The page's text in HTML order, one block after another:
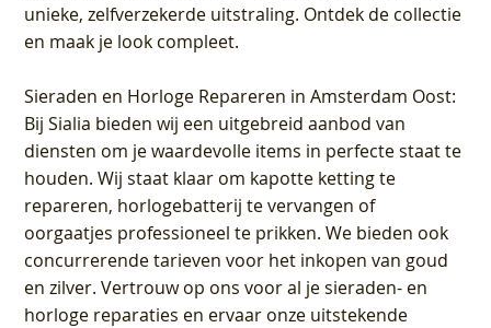
unieke, zelfverzekerde uitstraling. Ontdek de collectie
en maak je look compleet.
Sieraden en Horloge Repareren in Amsterdam Oost:
Bij Sialia bieden wij een uitgebreid aanbod van
diensten om je waardevolle items in perfecte staat te
houden. Wij staat klaar om kapotte ketting te
repareren, horlogebatterij te vervangen of
oorgaatjes professioneel te prikken. We bieden ook
concurrerende tarieven voor het inkopen van goud
en zilver. Vertrouw op ons voor al je sieraden- en
horloge reparaties en ervaar onze uitstekende